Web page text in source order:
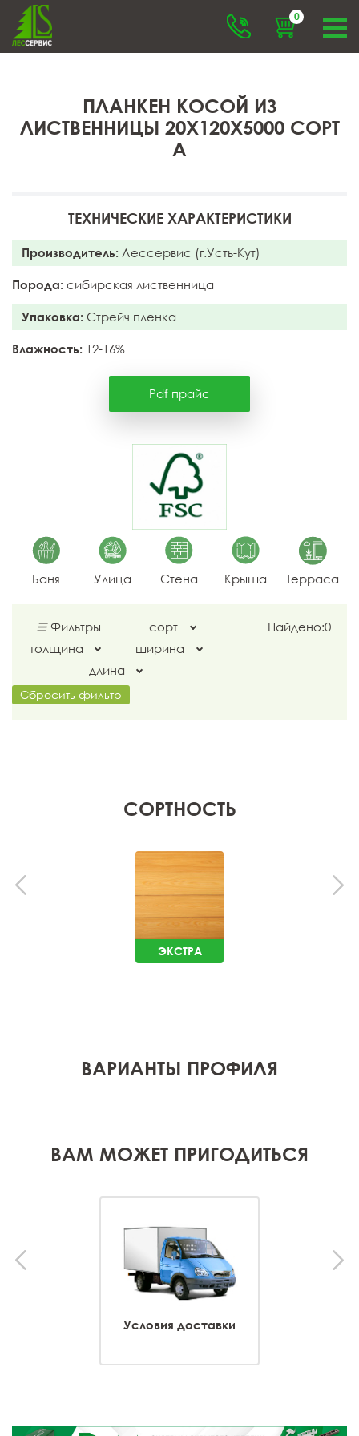
0
ПЛАНКЕН КОСОЙ ИЗ
ЛИСТВЕННИЦЫ 20X120X5000 СОРТ
А
ТЕХНИЧЕСКИЕ ХАРАКТЕРИСТИКИ
Производитель: Лессервис (г.Усть-Кут)
Порода: сибирская лиственница
Упаковка: Стрейч пленка
Влажность: 12-16%
Pdf прайс
Баня Улица Стена Крыша Терраса
☰ Фильтры
сорт
толщина
ширина
длина
Найдено:0
Сбросить фильтр
СОРТНОСТЬ
ЭКСТРА
ВАРИАНТЫ ПРОФИЛЯ
ВАМ МОЖЕТ ПРИГОДИТЬСЯ
Условия доставки